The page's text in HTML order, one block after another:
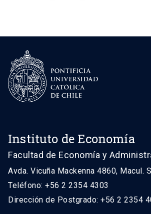
Instituto de Economía
Facultad de Economía y
Avda. Vicuña Mackenna 4860, Macul.
Teléfono: +56 2 2354 4303
Dirección de Postgrado: +56 2 2354